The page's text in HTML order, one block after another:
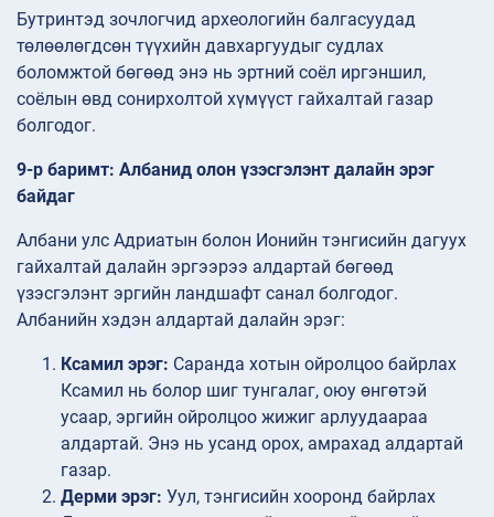
Бутринтэд зочлогчид археологийн балгасуудад
төлөөлөгдсөн түүхийн давхаргуудыг судлах
боломжтой бөгөөд энэ нь эртний соёл иргэншил,
соёлын өвд сонирхолтой хүмүүст гайхалтай газар
болгодог.
9-р баримт: Албанид олон үзэсгэлэнт далайн эрэг
байдаг
Албани улс Адриатын болон Ионийн тэнгисийн дагуух
гайхалтай далайн эргээрээ алдартай бөгөөд
үзэсгэлэнт эргийн ландшафт санал болгодог.
Албанийн хэдэн алдартай далайн эрэг:
Ксамил эрэг: Саранда хотын ойролцоо байрлах
Ксамил нь болор шиг тунгалаг, оюу өнгөтэй
усаар, эргийн ойролцоо жижиг арлуудаараа
алдартай. Энэ нь усанд орох, амрахад алдартай
газар.
Дерми эрэг: Уул, тэнгисийн хооронд байрлах